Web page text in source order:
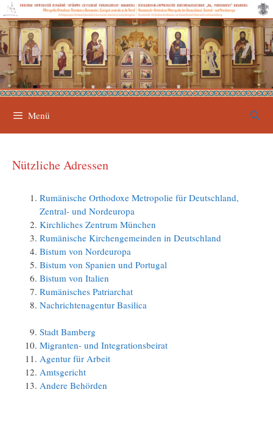
Zum
Inhalt
springen
Menü
Nützliche Adressen
Rumänische Orthodoxe Metropolie für Deutschland,
Zentral- und Nordeuropa
Kirchliches Zentrum München
Rumänische Kirchengemeinden in Deutschland
Bistum von Nordeuropa
Bistum von Spanien und Portugal
Bistum von Italien
Rumänisches Patriarchat
Nachrichtenagentur Basilica
Stadt Bamberg
Migranten- und Integrationsbeirat
Agentur für Arbeit
Amtsgericht
Andere Behörden